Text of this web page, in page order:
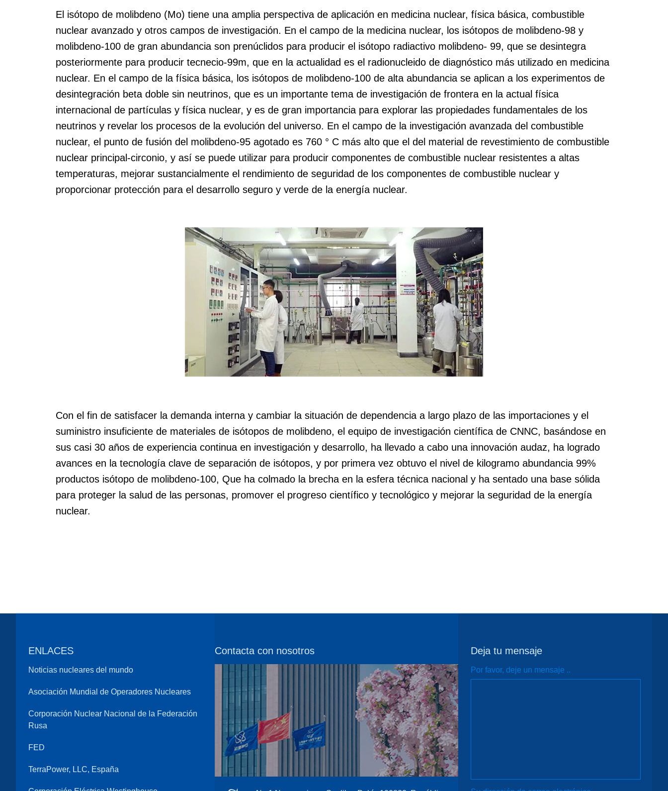
El isótopo de molibdeno (Mo) tiene una amplia perspectiva de aplicación en medicina nuclear, física básica, combustible
nuclear avanzado y otros campos de investigación. En el campo de la medicina nuclear, los isótopos de molibdeno-98 y
molibdeno-100 de gran abundancia son prenúclidos para producir el isótopo radiactivo molibdeno- 99, que se desintegra
posteriormente para producir tecnecio-99m, que en la actualidad es el radionucleido de diagnóstico más utilizado en medicina
nuclear. En el campo de la física básica, los isótopos de molibdeno-100 de alta abundancia se aplican a los experimentos de
desintegración beta doble sin neutrinos, que es un importante tema de investigación de frontera en la actual física
internacional de partículas y física nuclear, y es de gran importancia para explorar las propiedades fundamentales de los
neutrinos y revelar los procesos de la evolución del universo. En el campo de la investigación avanzada del combustible
nuclear, el punto de fusión del molibdeno-95 agotado es 760 ° C más alto que el del material de revestimiento de combustible
nuclear principal-circonio, y así se puede utilizar para producir componentes de combustible nuclear resistentes a altas
temperaturas, mejorar sustancialmente el rendimiento de seguridad de los componentes de combustible nuclear y
proporcionar protección para el desarrollo seguro y verde de la energía nuclear.
Con el fin de satisfacer la demanda interna y cambiar la situación de dependencia a largo plazo de las importaciones y el
suministro insuficiente de materiales de isótopos de molibdeno, el equipo de investigación científica de CNNC, basándose en
sus casi 30 años de experiencia continua en investigación y desarrollo, ha llevado a cabo una innovación audaz, ha logrado
avances en la tecnología clave de separación de isótopos, y por primera vez obtuvo el nivel de kilogramo abundancia 99%
productos isótopo de molibdeno-100, Que ha colmado la brecha en la esfera técnica nacional y ha sentado una base sólida
para proteger la salud de las personas, promover el progreso científico y tecnológico y mejorar la seguridad de la energía
nuclear.
ENLACES
Noticias nucleares del mundo
Asociación Mundial de Operadores Nucleares
Corporación Nuclear Nacional de la Federación
Rusa
FED
TerraPower, LLC, España
Contacta con nosotros Deja tu mensaje
Por favor, deje un mensaje ..